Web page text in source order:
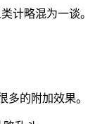
计略混为一谈。
的附加效果。